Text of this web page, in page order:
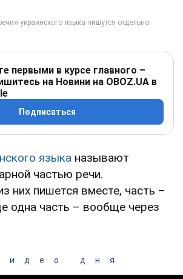
первыми в курсе главного –
на Новини на OBOZ.UA в
Подписаться
языка называют
частью речи.
них пишется вместе, часть –
одна часть – вообще через
дня